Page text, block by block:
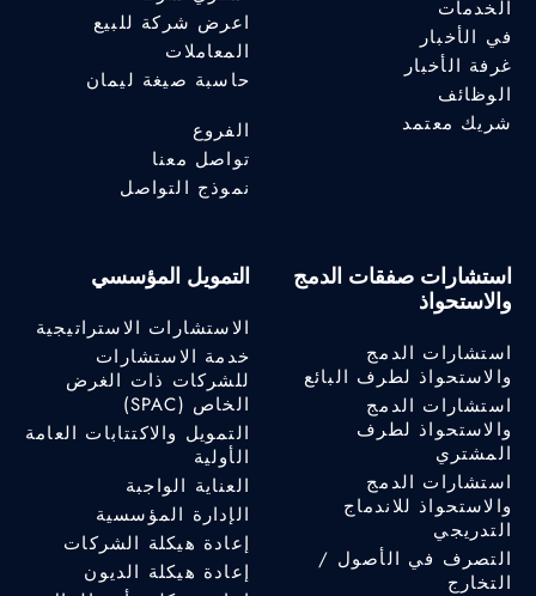
الخدمات
في الأخبار
غرفة الأخبار
الوظائف
شريك معتمد
اعرض شركة للبيع
المعاملات
حاسبة صيغة ليمان
الفروع
تواصل معنا
نموذج التواصل
استشارات صفقات الدمج
والاستحواذ
استشارات الدمج
والاستحواذ لطرف البائع
استشارات الدمج
والاستحواذ لطرف
المشتري
استشارات الدمج
والاستحواذ للاندماج
التدريجي
التصرف في الأصول /
التخارج
التمويل المؤسسي
الاستشارات الاستراتيجية
خدمة الاستشارات
للشركات ذات الغرض
الخاص (SPAC)
التمويل والاكتتابات العامة
الأولية
العناية الواجبة
الإدارة المؤسسية
إعادة هيكلة الشركات
إعادة هيكلة الديون